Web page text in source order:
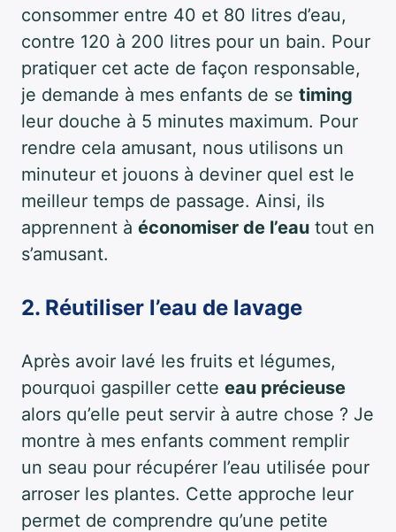
consommer entre 40 et 80 litres d’eau,
contre 120 à 200 litres pour un bain. Pour
pratiquer cet acte de façon responsable,
je demande à mes enfants de se timing
leur douche à 5 minutes maximum. Pour
rendre cela amusant, nous utilisons un
minuteur et jouons à deviner quel est le
meilleur temps de passage. Ainsi, ils
apprennent à économiser de l’eau tout en
s’amusant.
2. Réutiliser l’eau de lavage
Après avoir lavé les fruits et légumes,
pourquoi gaspiller cette eau précieuse
alors qu’elle peut servir à autre chose ? Je
montre à mes enfants comment remplir
un seau pour récupérer l’eau utilisée pour
arroser les plantes. Cette approche leur
permet de comprendre qu’une petite